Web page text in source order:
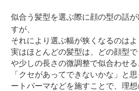
似合う髪型を選ぶ際に顔の型の話
すが、
それにより選ぶ幅が狭くなるのはよ
実はほとんどの髪型は、どの顔型
や少しの長さの微調整で似合わせる
「クセがあってできないかな」と
ートパーマなどを施すことで、理